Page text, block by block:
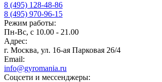
8 (495) 128-48-86
8 (495) 970-96-15
Режим работы:
Пн-Вс, с 10.00 - 21.00
Адрес:
г. Москва, ул. 16-ая Парковая 26/4
Email:
info@gyromania.ru
Соцсети и мессенджеры: